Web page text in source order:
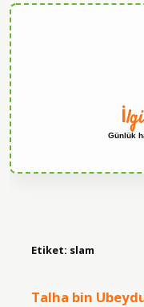
Günlük
Etiket: slam
Talha bin